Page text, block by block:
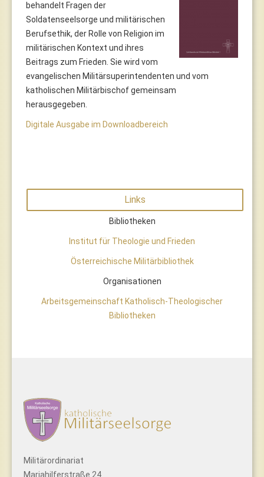
behandelt Fragen der
Soldatenseelsorge und militärischen
Berufsethik, der Rolle von Religion im
militärischen Kontext und ihres
Beitrags zum Frieden. Sie wird vom
evangelischen Militärsuperintendenten und vom
katholischen Militärbischof gemeinsam
herausgegeben.
Digitale Ausgabe im Downloadbereich
Links
Bibliotheken
Institut für Theologie und Frieden
Österreichische Militärbibliothek
Organisationen
Arbeitsgemeinschaft Katholisch-Theologischer
Bibliotheken
Militärordinariat
Mariahilferstraße 24